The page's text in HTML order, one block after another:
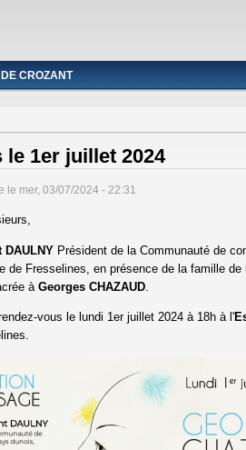
CROZANT
le 1er juillet 2024
le mer, 03/07/2024 - 22:31
DAULNY Président de la Communauté de
de Fresselines, en présence de la famille de
àGeorges CHAZAUD
vous le lundi 1er juillet 2024 à 18h à l'